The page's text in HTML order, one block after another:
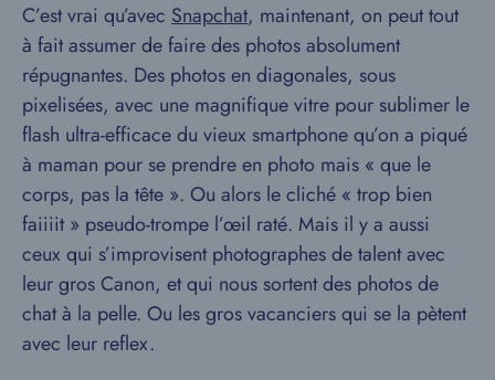
C’est vrai qu’avec Snapchat, maintenant, on peut tout
à fait assumer de faire des photos absolument
répugnantes. Des photos en diagonales, sous
pixelisées, avec une magnifique vitre pour sublimer le
flash ultra-efficace du vieux smartphone qu’on a piqué
à maman pour se prendre en photo mais « que le
corps, pas la tête ». Ou alors le cliché « trop bien
faiiiit » pseudo-trompe l’œil raté. Mais il y a aussi
ceux qui s’improvisent photographes de talent avec
leur gros Canon, et qui nous sortent des photos de
chat à la pelle. Ou les gros vacanciers qui se la pètent
avec leur reflex.